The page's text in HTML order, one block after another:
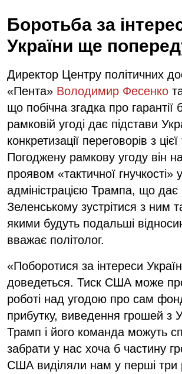
Боротьба за
України ще
Директор Центру політичних
«Пента» Володимир Фесенко
що побічна згадка про гарантії
рамковій угоді дає підстави
конкретизації переговорів з
Погоджену рамкову угоду він
проявом «тактичної гнучкості»
адміністрацією Трампа, що дає
Зеленському зустрітися з ним
якими будуть подальші
вважає політолог.
«Поборотися за інтереси
доведеться. Тиск США може
роботі над угодою про сам
прибутку, виведення грошей з
Трамп і його команда можуть
забрати у нас хоча б частину
США виділяли нам у перші три